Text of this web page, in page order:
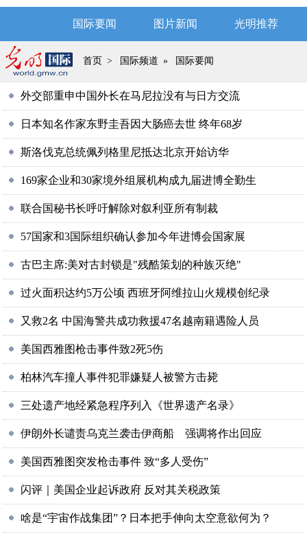
国际要闻 图片新闻 光明推荐
首页 > 国际频道 » 国际要闻
外交部重申中国外长在马尼拉没有与日方交流
日本知名作家东野圭吾因大肠癌去世 终年68岁
斯洛伐克总统佩列格里尼抵达北京开始访华
169家企业和30家境外组展机构成九届进博全勤生
联合国秘书长呼吁解除对叙利亚所有制裁
57国家和3国际组织确认参加今年进博会国家展
古巴主席:美对古封锁是"残酷策划的种族灭绝"
过火面积达约5万公顷 西班牙阿维拉山火规模创纪录
又救2名 中国海警共成功救援47名越南籍遇险人员
美国西雅图枪击事件致2死5伤
柏林汽车撞人事件犯罪嫌疑人被警方击毙
三处遗产地经紧急程序列入《世界遗产名录》
伊朗外长谴责乌克兰袭击伊商船 强调将作出回应
美国西雅图突发枪击事件 致“多人受伤”
闪评｜美国企业起诉政府 反对其关税政策
啥是“宇宙作战集团”？日本把手伸向太空意欲何为？